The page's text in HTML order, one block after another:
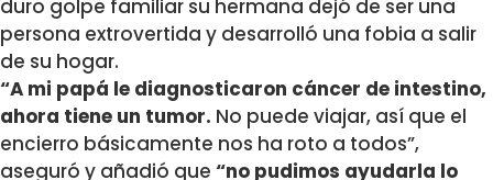
duro golpe familiar su hermana dejó de ser una
persona extrovertida y desarrolló una fobia a salir
de su hogar.
“A mi papá le diagnosticaron cáncer de intestino,
ahora tiene un tumor. No puede viajar, así que el
encierro básicamente nos ha roto a todos”,
aseguró y añadió que “no pudimos ayudarla lo